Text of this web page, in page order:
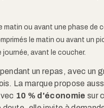
matin ou avant une phase de
le matin ou avant un
journée, avant le coucher.
un repas, avec un
La marque propose
10 % d'économie sur